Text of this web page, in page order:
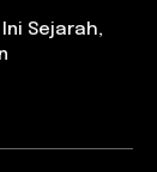
Sejarah,